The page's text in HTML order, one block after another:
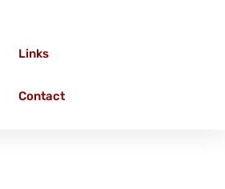
Links
Contact